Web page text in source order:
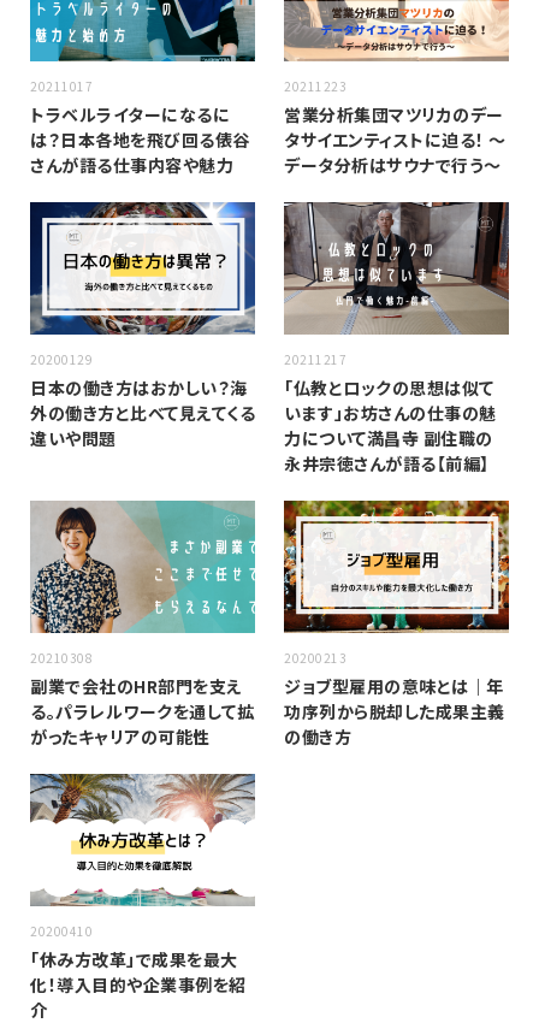
20211017
トラベルライターになるに
は？日本各地を飛び回る俵谷
さんが語る仕事内容や魅力
20211223
営業分析集団マツリカのデー
タサイエンティストに迫る！ 〜
データ分析はサウナで行う〜
20200129
日本の働き方はおかしい？海
外の働き方と比べて見えてくる
違いや問題
20211217
「仏教とロックの思想は似て
います」お坊さんの仕事の魅
力について満昌寺 副住職の
永井宗徳さんが語る【前編】
20210308
副業で会社のHR部門を支え
る。パラレルワークを通して拡
がったキャリアの可能性
20200213
ジョブ型雇用の意味とは｜年
功序列から脱却した成果主義
の働き方
20200410
「休み方改革」で成果を最大
化！導入目的や企業事例を紹
介